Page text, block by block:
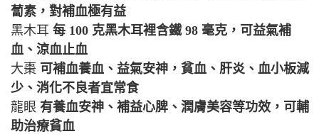
蔔素，對補血極有益
黑木耳每 100 克黑木耳裡含鐵 98 毫克，可益氣補
血、涼血止血
大棗 可補血養血、益氣安神，貧血、肝炎、血小板減
少、消化不良者宜常食
龍眼 有養血安神、補益心脾、潤膚美容等功效，可輔
助治療貧血